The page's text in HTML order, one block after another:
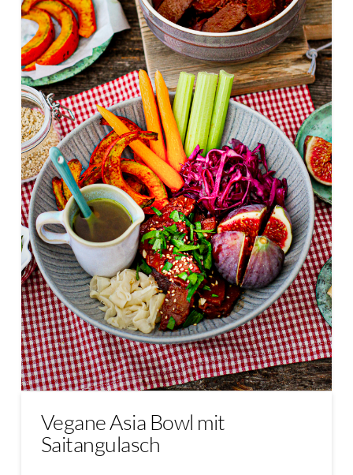
Vegane Asia Bowl mit
Saitangulasch